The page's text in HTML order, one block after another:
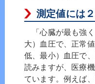
測定値には
「心臓が最も強く
大）血圧で、正常
低、最小）血圧で
読みますが、医療
ています。例えば